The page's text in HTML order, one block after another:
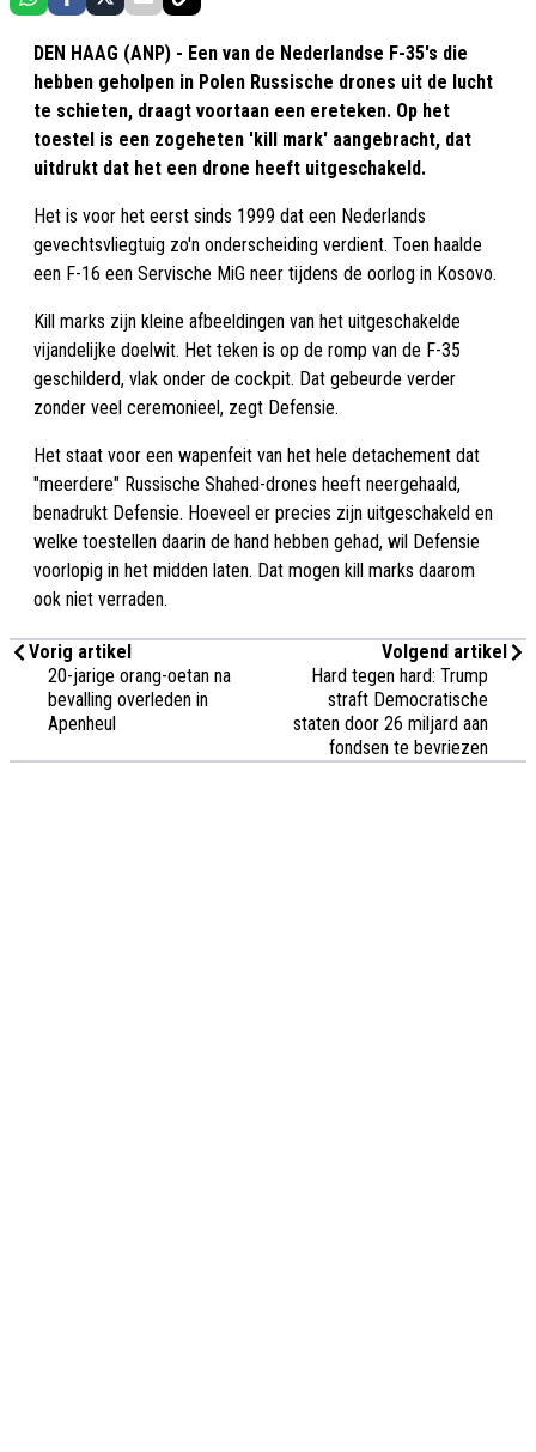
DEN HAAG (ANP) - Een van de Nederlandse F-35's die
hebben geholpen in Polen Russische drones uit de lucht
te schieten, draagt voortaan een ereteken. Op het
toestel is een zogeheten 'kill mark' aangebracht, dat
uitdrukt dat het een drone heeft uitgeschakeld.
Het is voor het eerst sinds 1999 dat een Nederlands
gevechtsvliegtuig zo'n onderscheiding verdient. Toen haalde
een F-16 een Servische MiG neer tijdens de oorlog in Kosovo.
Kill marks zijn kleine afbeeldingen van het uitgeschakelde
vijandelijke doelwit. Het teken is op de romp van de F-35
geschilderd, vlak onder de cockpit. Dat gebeurde verder
zonder veel ceremonieel, zegt Defensie.
Het staat voor een wapenfeit van het hele detachement dat
"meerdere" Russische Shahed-drones heeft neergehaald,
benadrukt Defensie. Hoeveel er precies zijn uitgeschakeld en
welke toestellen daarin de hand hebben gehad, wil Defensie
voorlopig in het midden laten. Dat mogen kill marks daarom
ook niet verraden.
Vorig artikel
20-jarige orang-oetan na
bevalling overleden in
Apenheul
Volgend artikel
Hard tegen hard: Trump
straft Democratische
staten door 26 miljard aan
fondsen te bevriezen